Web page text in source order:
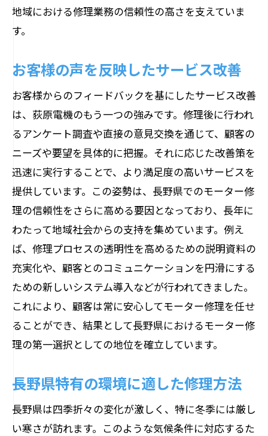
地域における修理業務の信頼性の高さを支えていま
す。
お客様の声を反映したサービス改善
お客様からのフィードバックを基にしたサービス改善
は、荻原電機のもう一つの強みです。修理後に行われ
るアンケート調査や直接の意見交換を通じて、顧客の
ニーズや要望を具体的に把握。それに応じた改善策を
迅速に実行することで、より満足度の高いサービスを
提供しています。この姿勢は、長野県でのモーター修
理の信頼性をさらに高める要因となっており、長年に
わたって地域社会からの支持を集めています。例え
ば、修理プロセスの透明性を高めるための説明資料の
充実化や、顧客とのコミュニケーションを円滑にする
ための新しいシステム導入などが行われてきました。
これにより、顧客は常に安心してモーター修理を任せ
ることができ、結果として長野県におけるモーター修
理の第一選択としての地位を確立しています。
長野県特有の環境に適した修理方法
長野県は四季折々の変化が激しく、特に冬季には厳し
い寒さが訪れます。このような気候条件に対応するた